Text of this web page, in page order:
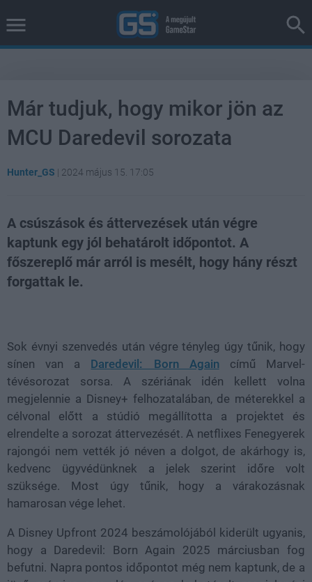
Már tudjuk, hogy mikor jön az
MCU Daredevil sorozata
Hunter_GS | 2024 május 15. 17:05
A csúszások és áttervezések után végre
kaptunk egy jól behatárolt időpontot. A
főszereplő már arról is mesélt, hogy hány részt
forgattak le.
Sok évnyi szenvedés után végre tényleg úgy tűnik, hogy
sínen van a Daredevil: Born Againcímű Marvel-
tévésorozat sorsa. A szériának idén kellett volna
megjelennie a Disney+ felhozatalában, de méterekkel a
célvonal előtt a stúdió megállította a projektet és
elrendelte a sorozat áttervezését. A netflixes Fenegyerek
rajongói nem vették jó néven a dolgot, de akárhogy is,
kedvenc ügyvédünknek a jelek szerint időre volt
szüksége. Most úgy tűnik, hogy a várakozásnak
hamarosan vége lehet.
A Disney Upfront 2024 beszámolójából kiderült ugyanis,
hogy a Daredevil: Born Again 2025 márciusban fog
befutni. Napra pontos időpontot még nem kaptunk, de a